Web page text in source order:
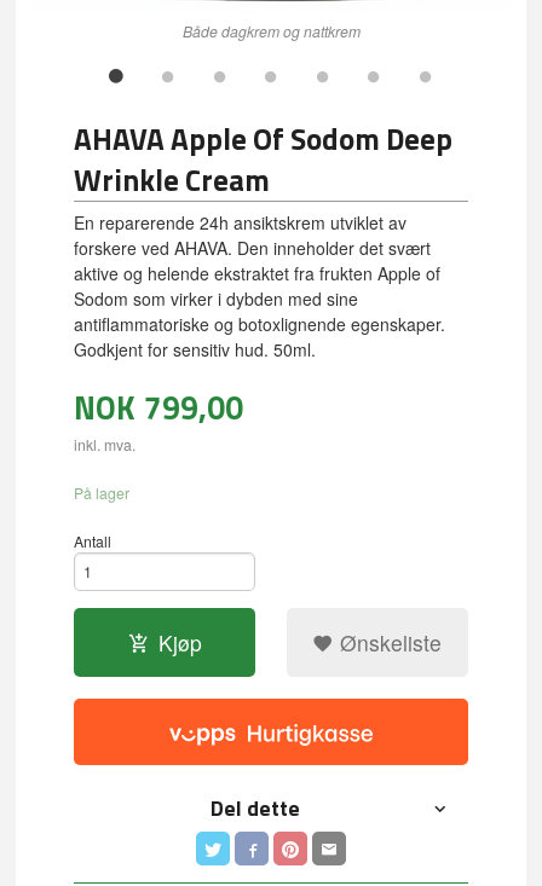
Både dagkrem og nattkrem
AHAVA Apple Of Sodom Deep
Wrinkle Cream
En reparerende 24h ansiktskrem utviklet av
forskere ved AHAVA. Den inneholder det svært
aktive og helende ekstraktet fra frukten Apple of
Sodom som virker i dybden med sine
antiflammatoriske og botoxlignende egenskaper.
Godkjent for sensitiv hud. 50ml.
NOK 799,00
inkl. mva.
På lager
Antall
Kjøp Ønskeliste
Del dette